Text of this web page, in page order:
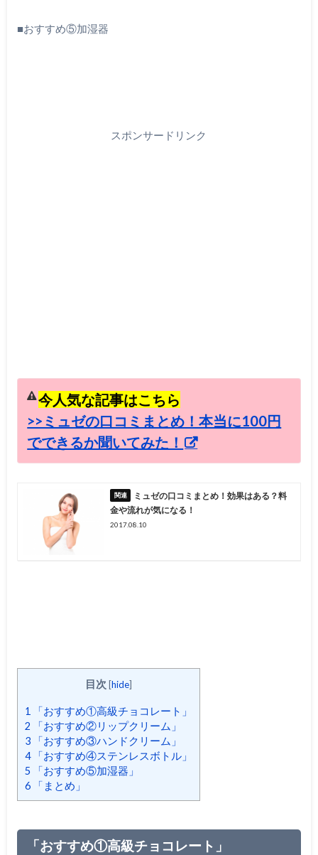
■おすすめ⑤加湿器
スポンサードリンク
今人気な記事はこちら
>>ミュゼの口コミまとめ！本当に100円
でできるか聞いてみた！
ミュゼの口コミまとめ！効果はある？料
金や流れが気になる！
2017.08.10
目次 [hide]
1
「おすすめ①高級チョコレート」
2 「おすすめ②リップクリーム」
3「おすすめ③ハンドクリーム」
4「おすすめ④ステンレスボトル」
5 「おすすめ⑤加湿器」
6「まとめ」
「おすすめ①高級チョコレート」